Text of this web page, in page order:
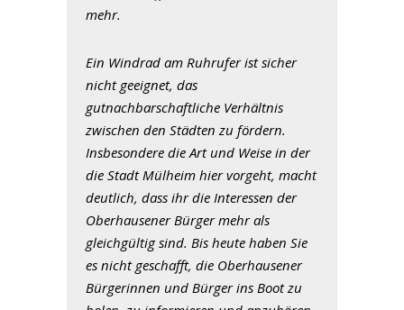
mehr.
Ein Windrad am Ruhrufer ist sicher
nicht geeignet, das
gutnachbarschaftliche Verhältnis
zwischen den Städten zu fördern.
Insbesondere die Art und Weise in der
die Stadt Mülheim hier vorgeht, macht
deutlich, dass ihr die Interessen der
Oberhausener Bürger mehr als
gleichgültig sind. Bis heute haben Sie
es nicht geschafft, die Oberhausener
Bürgerinnen und Bürger ins Boot zu